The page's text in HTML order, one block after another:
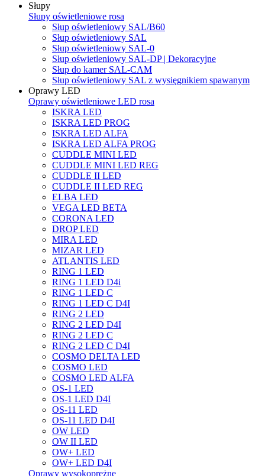
Słupy
Słupy oświetleniowe rosa
Słup oświetleniowy SAL/B60
Słup oświetleniowy SAL
Słup oświetleniowy SAL-0
Słup oświetleniowy SAL-DP | Dekoracyjne
Słup do kamer SAL-CAM
Słup oświetleniowy SAL z wysięgnikiem spawanym
Oprawy LED
Oprawy oświetleniowe LED rosa
ISKRA LED
ISKRA LED PROG
ISKRA LED ALFA
ISKRA LED ALFA PROG
CUDDLE MINI LED
CUDDLE MINI LED REG
CUDDLE II LED
CUDDLE II LED REG
ELBA LED
VEGA LED BETA
CORONA LED
DROP LED
MIRA LED
MIZAR LED
ATLANTIS LED
RING 1 LED
RING 1 LED D4i
RING 1 LED C
RING 1 LED C D4I
RING 2 LED
RING 2 LED D4I
RING 2 LED C
RING 2 LED C D4I
COSMO DELTA LED
COSMO LED
COSMO LED ALFA
OS-1 LED
OS-1 LED D4I
OS-11 LED
OS-11 LED D4I
OW LED
OW II LED
OW+ LED
OW+ LED D4I
Oprawy wysokoprężne